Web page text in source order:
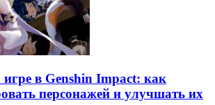
в Genshin Impact: как
персонажей и улучшать их